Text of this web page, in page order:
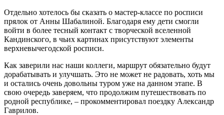
Отдельно хотелось бы сказать о мастер-классе по росписи
прялок от Анны Шабалиной. Благодаря ему дети смогли
войти в более тесный контакт с творческой вселенной
Кандинского, в чьих картинах присутствуют элементы
верхневычегодской росписи.
Как заверили нас наши коллеги, маршрут обязательно будут
дорабатывать и улучшать. Это не может не радовать, хоть мы
и остались очень довольны туром уже на данном этапе. В
свою очередь заверяем, что продолжим путешествовать по
родной республике, ‒ прокомментировал поездку Александр
Гаврилов.